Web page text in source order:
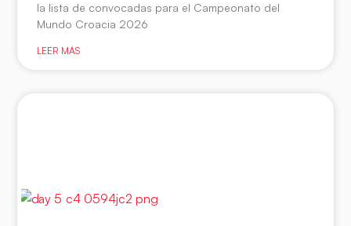
la lista de convocadas para el Campeonato del
Mundo Croacia 2026
LEER MÁS